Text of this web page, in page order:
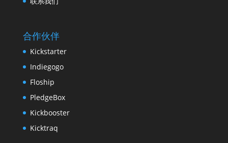
合作伙伴
Kickstarter
Indiegogo
Floship
PledgeBox
Kickbooster
Kicktraq